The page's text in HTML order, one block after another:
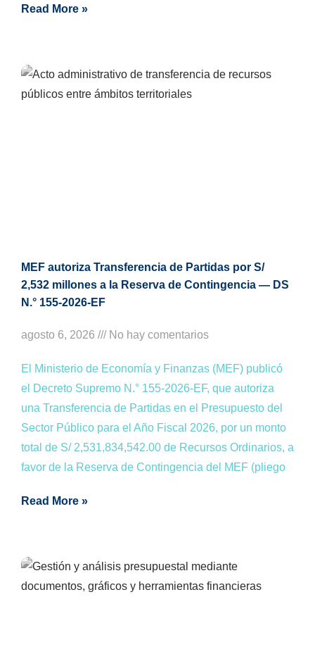
Read More »
MEF autoriza Transferencia de Partidas por S/
2,532 millones a la Reserva de Contingencia — DS
N.° 155-2026-EF
agosto 6, 2026 No hay comentarios
El Ministerio de Economía y Finanzas (MEF) publicó
el Decreto Supremo N.° 155-2026-EF, que autoriza
una Transferencia de Partidas en el Presupuesto del
Sector Público para el Año Fiscal 2026, por un monto
total de S/ 2,531,834,542.00 de Recursos Ordinarios, a
favor de la Reserva de Contingencia del MEF (pliego
Read More »